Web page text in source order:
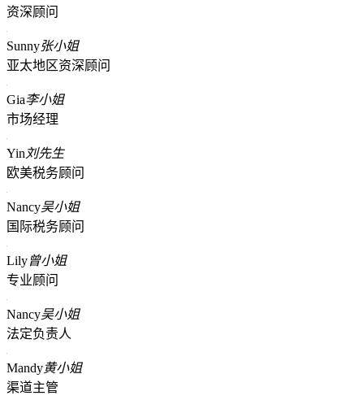
资深顾问
Sunny张小姐
亚太地区资深顾问
Gia李小姐
市场经理
Yin 刘先生
欧美税务顾问
Nancy吴小姐
国际税务顾问
Lily曾小姐
专业顾问
Nancy吴小姐
法定负责人
Mandy黄小姐
渠道主管